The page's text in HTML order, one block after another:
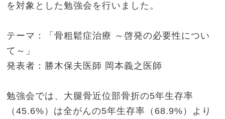
を対象とした勉強会を行いました。
テーマ：「骨粗鬆症治療 ～啓発の必要性につい
て～」
発表者：勝木保夫医師 岡本義之医師
勉強会では、大腿骨近位部骨折の5年生存率
（45.6%）は全がんの5年生存率（68.9%）より